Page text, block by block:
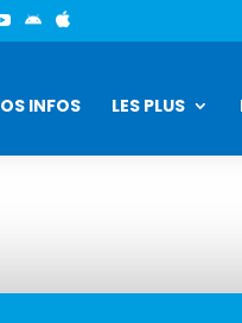
INFOS LES PLUS